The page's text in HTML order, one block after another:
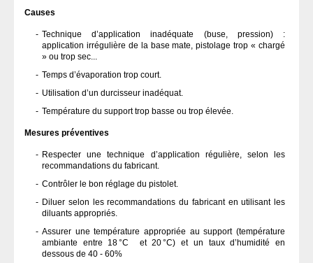
Causes
Technique d’application inadéquate (buse, pression) :
application irrégulière de la base mate, pistolage trop « chargé
» ou trop sec...
Temps d’évaporation trop court.
Utilisation d’un durcisseur inadéquat.
Température du support trop basse ou trop élevée.
Mesures préventives
Respecter une technique d’application régulière, selon les
recommandations du fabricant.
Contrôler le bon réglage du pistolet.
Diluer selon les recommandations du fabricant en utilisant les
diluants appropriés.
Assurer une température appropriée au support (température
ambiante entre 18 °C et 20 °C) et un taux d’humidité en
dessous de 40 - 60%